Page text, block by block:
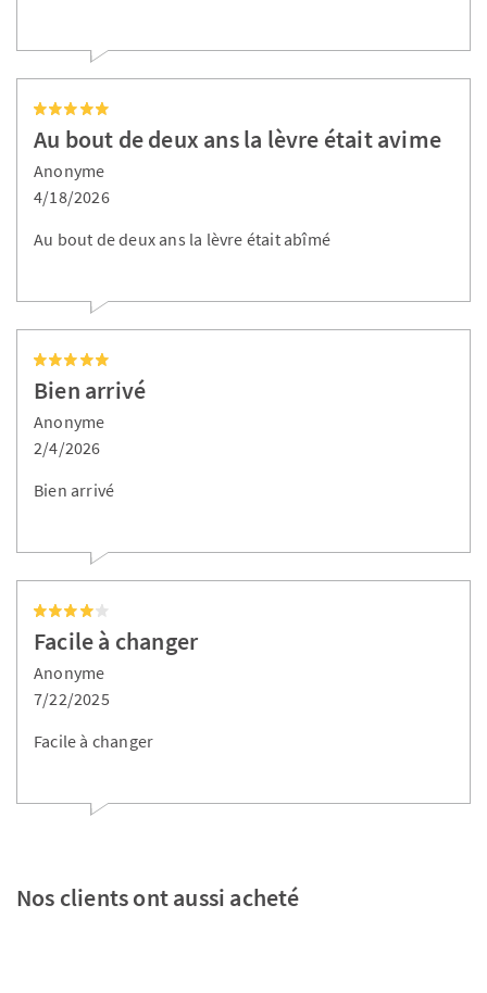
Au bout de deux ans la lèvre était avime
Anonyme
4/18/2026
Au bout de deux ans la lèvre était abîmé
Bien arrivé
Anonyme
2/4/2026
Bien arrivé
Facile à changer
Anonyme
7/22/2025
Facile à changer
Nos clients ont aussi acheté